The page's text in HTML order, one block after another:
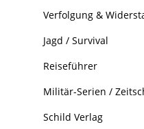
Verfolgung &
Jagd / Survival
Reiseführer
Militär-Serien /
Schild Verlag